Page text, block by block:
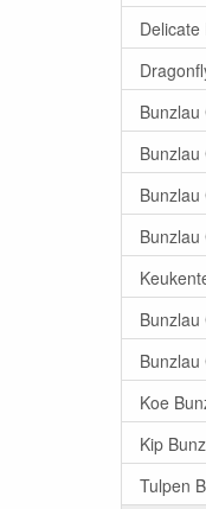
Delicate
Bunzlau
Bunzlau
Bunzlau
Bunzlau
Bunzlau
Bunzlau
Koe
Kip
Tulpen